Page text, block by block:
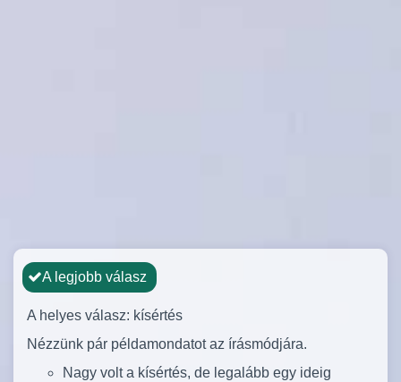
A legjobb válasz
A helyes válasz: kísértés
Nézzünk pár példamondatot az írásmódjára.
Nagy volt a kísértés, de legalább egy ideig